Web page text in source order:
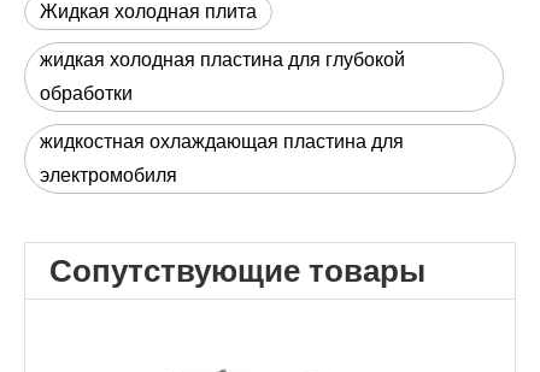
Жидкая холодная плита
жидкая холодная пластина для глубокой
обработки
жидкостная охлаждающая пластина для
электромобиля
Сопутствующие товары